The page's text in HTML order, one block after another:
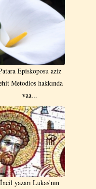
Episkoposu aziz
Metodios hakkında
vaa...
İncil yazarı Lukas'nın